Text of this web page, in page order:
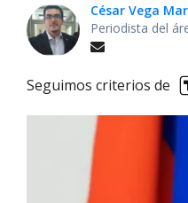
César Vega
Periodista del
Seguimos criterios de